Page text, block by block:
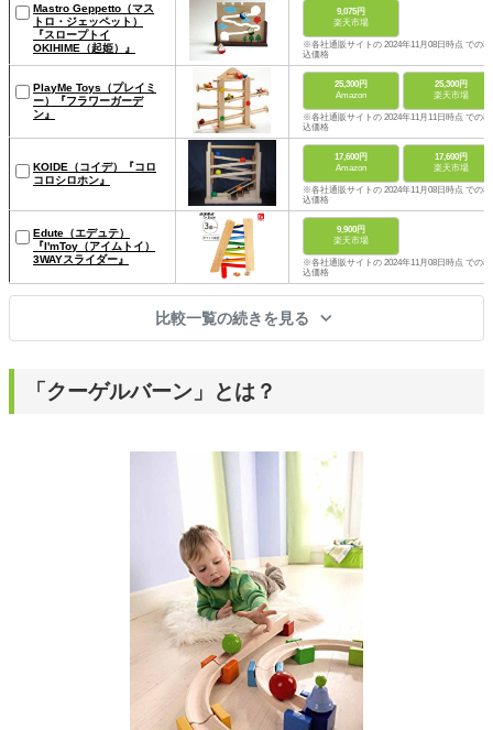
Mastro Geppetto（マス
トロ・ジェッペット）
『スロープトイ
OKIHIME（起姫）』
9,075円
楽天市場
※各社通販サイトの 2024年11月08日時点 での税
込価格
PlayMe Toys（プレイミ
ー）『フラワーガーデ
ン』
25,300円
Amazon
25,300円
楽天市場
※各社通販サイトの 2024年11月11日時点 での税
込価格
KOIDE（コイデ）『コロ
コロシロホン』
17,600円
Amazon
17,600円
楽天市場
※各社通販サイトの 2024年11月08日時点 での税
込価格
Edute（エデュテ）
『I'mToy（アイムトイ）
3WAYスライダー』
9,900円
楽天市場
※各社通販サイトの 2024年11月08日時点 での税
込価格
比較一覧の続きを見る
「クーゲルバーン」とは？